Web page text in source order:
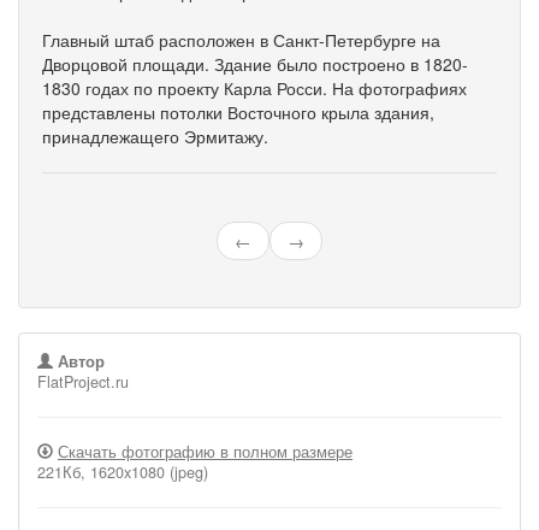
Главный штаб расположен в Санкт-Петербурге на
Дворцовой площади. Здание было построено в 1820-
1830 годах по проекту Карла Росси. На фотографиях
представлены потолки Восточного крыла здания,
принадлежащего Эрмитажу.
← →
Автор
FlatProject.ru
Скачать фотографию в полном размере
221Кб, 1620x1080 (jpeg)